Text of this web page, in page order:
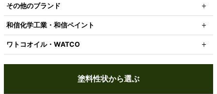
その他のブランド
和信化学工業・和信ペイント
ワトコオイル・WATCO
塗料性状から選ぶ